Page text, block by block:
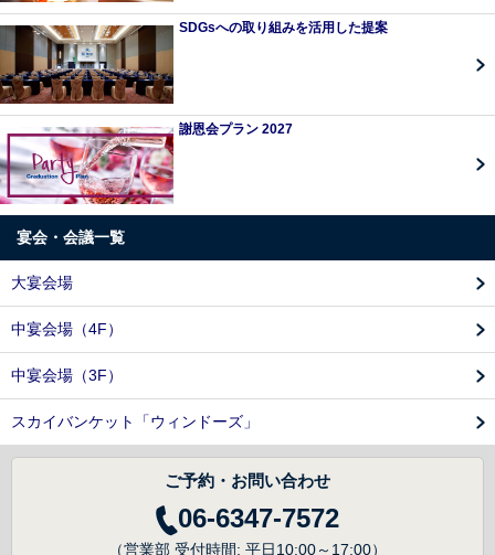
SDGsへの取り組みを活用した提案
謝恩会プラン 2027
宴会・会議一覧
大宴会場
中宴会場（4F）
中宴会場（3F）
スカイバンケット「ウィンドーズ」
ご予約・お問い合わせ
06-6347-7572
（営業部 受付時間: 平日10:00～17:00）